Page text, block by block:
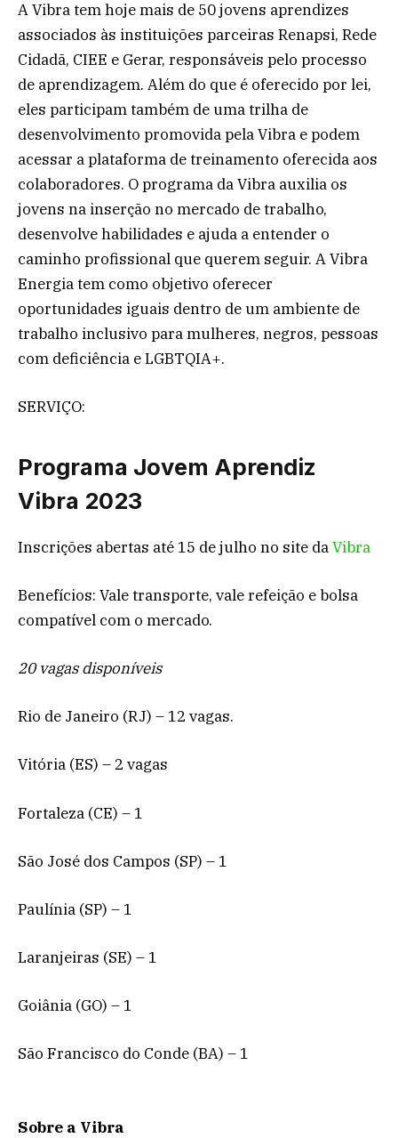
A Vibra tem hoje mais de 50 jovens aprendizes
associados às instituições parceiras Renapsi, Rede
Cidadã, CIEE e Gerar, responsáveis pelo processo
de aprendizagem. Além do que é oferecido por lei,
eles participam também de uma trilha de
desenvolvimento promovida pela Vibra e podem
acessar a plataforma de treinamento oferecida aos
colaboradores. O programa da Vibra auxilia os
jovens na inserção no mercado de trabalho,
desenvolve habilidades e ajuda a entender o
caminho profissional que querem seguir. A Vibra
Energia tem como objetivo oferecer
oportunidades iguais dentro de um ambiente de
trabalho inclusivo para mulheres, negros, pessoas
com deficiência e LGBTQIA+.
SERVIÇO:
Programa Jovem Aprendiz
Vibra 2023
Inscrições abertas até 15 de julho no site daVibra
Benefícios: Vale transporte, vale refeição e bolsa
compatível com o mercado.
20 vagas disponíveis
Rio de Janeiro (RJ) – 12 vagas.
Vitória (ES) – 2 vagas
Fortaleza (CE) – 1
São José dos Campos (SP) – 1
Paulínia (SP) – 1
Laranjeiras (SE) – 1
Goiânia (GO) – 1
São Francisco do Conde (BA) – 1
Sobre a Vibra